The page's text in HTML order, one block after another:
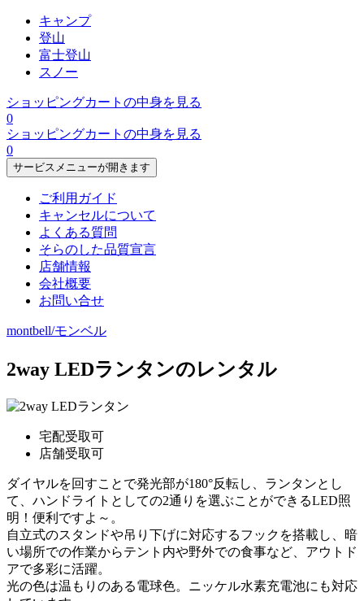
キャンプ
登山
富士登山
スノー
ショッピングカートの中身を見る
0
ショッピングカートの中身を見る
0
サービスメニューが開きます
ご利用ガイド
キャンセルについて
よくある質問
そらのした品質宣言
店舗情報
会社概要
お問い合せ
montbell/モンベル
2way LEDランタンのレンタル
宅配受取可
店舗受取可
ダイヤルを回すことで発光部が180°反転し、ランタンとし
て、ハンドライトとしての2通りを選ぶことができるLED照
明！便利ですよ～。
自立式のスタンドや吊り下げに対応するフックを搭載し、暗
い場所での作業からテント内や野外での食事など、アウトド
アで多彩に活躍。
光の色は温もりのある電球色。ニッケル水素充電池にも対応